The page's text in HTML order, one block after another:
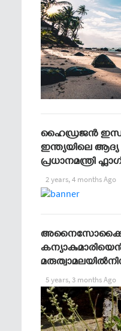
ഹൈഡ്രജന്‍
ഇന്ത്യയിലെ ആദ്യ
പ്രധാനമന്ത്രി
2 years, 4 months Ago
5 years, 3 months Ago